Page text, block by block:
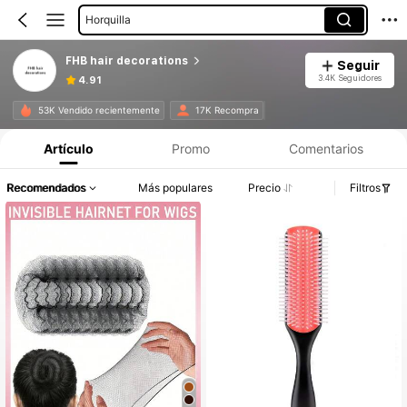
Horquilla
FHB hair decorations
4.91
Seguir
3.4K Seguidores
53K Vendido recientemente 17K Recompra
Artículo Promo Comentarios
Recomendados Más populares Precio Filtros